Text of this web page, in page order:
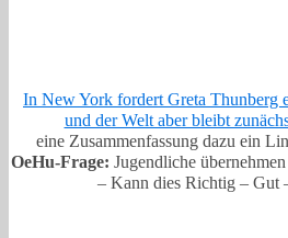
In New York fordert Greta Thunberg
und der Welt aber bleibt
eine Zusammenfassung dazu ein
OeHu-Frage: Jugendliche
– Kann dies Richtig – Gut